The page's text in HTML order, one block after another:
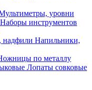
уровни
Наборы инструментов
Напильники,
по металлу
Лопаты совковые